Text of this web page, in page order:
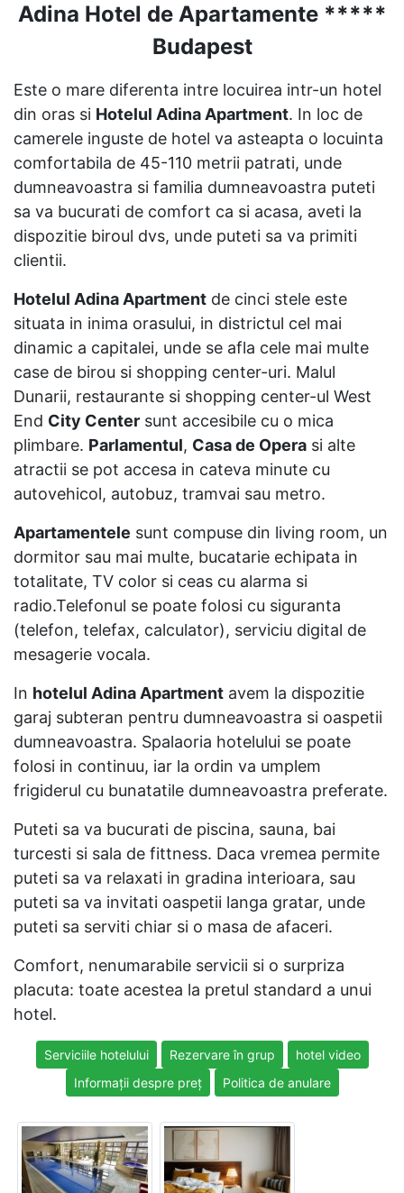
Adina Hotel de Apartamente *****
Budapest
Este o mare diferenta intre locuirea intr-un hotel
din oras si Hotelul Adina Apartment. In loc de
camerele inguste de hotel va asteapta o locuinta
comfortabila de 45-110 metrii patrati, unde
dumneavoastra si familia dumneavoastra puteti
sa va bucurati de comfort ca si acasa, aveti la
dispozitie biroul dvs, unde puteti sa va primiti
clientii.
Hotelul Adina Apartment de cinci stele este
situata in inima orasului, in districtul cel mai
dinamic a capitalei, unde se afla cele mai multe
case de birou si shopping center-uri. Malul
Dunarii, restaurante si shopping center-ul West
End City Center sunt accesibile cu o mica
plimbare. Parlamentul, Casa de Opera si alte
atractii se pot accesa in cateva minute cu
autovehicol, autobuz, tramvai sau metro.
Apartamentele sunt compuse din living room, un
dormitor sau mai multe, bucatarie echipata in
totalitate, TV color si ceas cu alarma si
radio.Telefonul se poate folosi cu siguranta
(telefon, telefax, calculator), serviciu digital de
mesagerie vocala.
In hotelul Adina Apartment avem la dispozitie
garaj subteran pentru dumneavoastra si oaspetii
dumneavoastra. Spalaoria hotelului se poate
folosi in continuu, iar la ordin va umplem
frigiderul cu bunatatile dumneavoastra preferate.
Puteti sa va bucurati de piscina, sauna, bai
turcesti si sala de fittness. Daca vremea permite
puteti sa va relaxati in gradina interioara, sau
puteti sa va invitati oaspetii langa gratar, unde
puteti sa serviti chiar si o masa de afaceri.
Comfort, nenumarabile servicii si o surpriza
placuta: toate acestea la pretul standard a unui
hotel.
Serviciile hotelului Rezervare în grup
hotel video
Informații despre preț
Politica de anulare